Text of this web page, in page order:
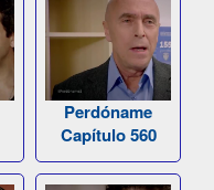
Perdóname
Capítulo 560